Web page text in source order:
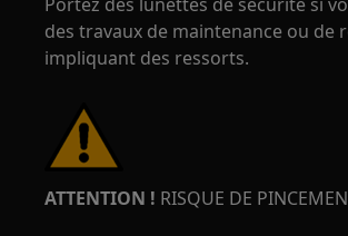
des travaux de maintenance ou de
impliquant des ressorts.
ATTENTION ! RISQUE DE